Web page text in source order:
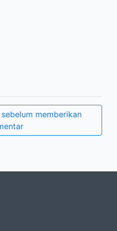
memberikan